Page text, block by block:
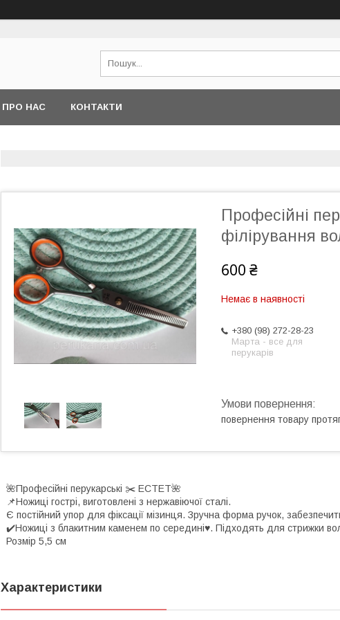
ПРО НАС КОНТАКТИ
Професійні
філірування
600 ₴
Немає в наявності
+380 (98) 272-28-23
Марта - все для
перукарів
повернення товару
🌺Професійні перукарські ✂️ ЕСТЕТ🌺
📌Ножиці гострі, виготовлені з нержавіючої сталі.
Є постійний упор для фіксації мізинця. Зручна форма ручок,
✔️Ножиці з блакитним каменем по середині♥️. Підходять для стрижки
Розмір 5,5 см
Характеристики